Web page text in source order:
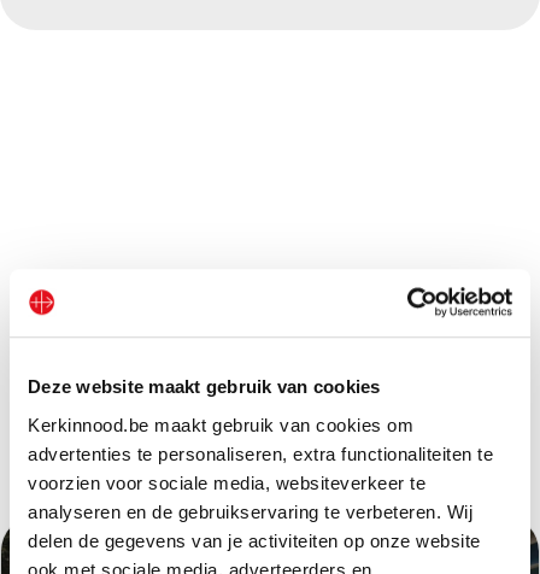
Deze website maakt gebruik van cookies
Kerkinnood.be maakt gebruik van cookies om
advertenties te personaliseren, extra functionaliteiten te
voorzien voor sociale media, websiteverkeer te
analyseren en de gebruikservaring te verbeteren. Wij
delen de gegevens van je activiteiten op onze website
ook met sociale media, adverteerders en
Andere Projekte